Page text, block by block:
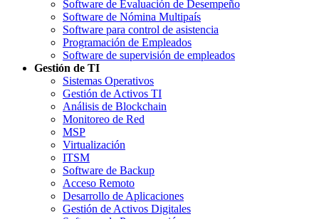
Software de Evaluación de Desempeño
Software de Nómina Multipaís
Software para control de asistencia
Programación de Empleados
Software de supervisión de empleados
Gestión de TI
Sistemas Operativos
Gestión de Activos TI
Análisis de Blockchain
Monitoreo de Red
MSP
Virtualización
ITSM
Software de Backup
Acceso Remoto
Desarrollo de Aplicaciones
Gestión de Activos Digitales